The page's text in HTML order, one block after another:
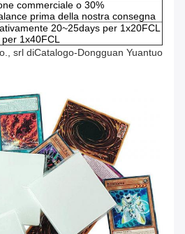
commerciale o 30%
prima della nostra consegna
20~25days per 1x20FCL
1x40FCL
srl diCatalogo-Dongguan Yuantuo